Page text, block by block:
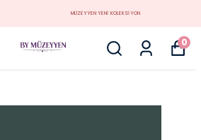
MÜZEYYEN YENİ KOLEKSİYON
0